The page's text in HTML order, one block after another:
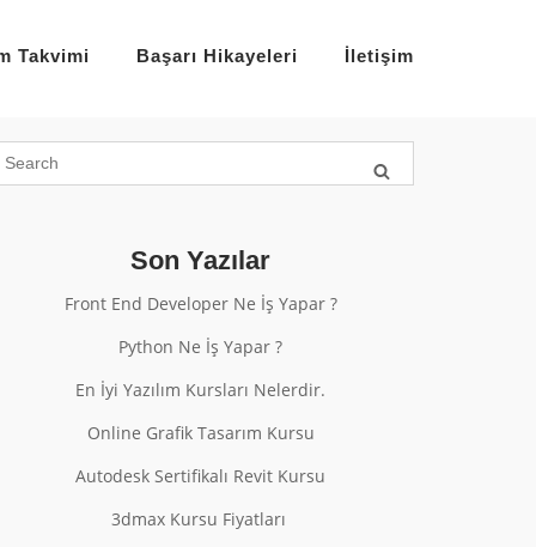
Takvimi Başarı Hikayeleri İletişim
Son Yazılar
Front End Developer Ne İş Yapar ?
Python Ne İş Yapar ?
En İyi Yazılım Kursları Nelerdir.
Online Grafik Tasarım Kursu
Autodesk Sertifikalı Revit Kursu
3dmax Kursu Fiyatları